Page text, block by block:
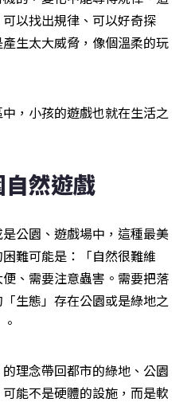
以找出規律、可以好奇探
生太大威脅，像個溫柔的玩
，小孩的遊戲也就在生活之
然遊戲
公園、遊戲場中，這種最美
難可能是：「自然很難維
、需要注意蟲害。需要把落
生態」存在公園或是綠地之
理念帶回都市的綠地、公園
能不是硬體的設施，而是軟